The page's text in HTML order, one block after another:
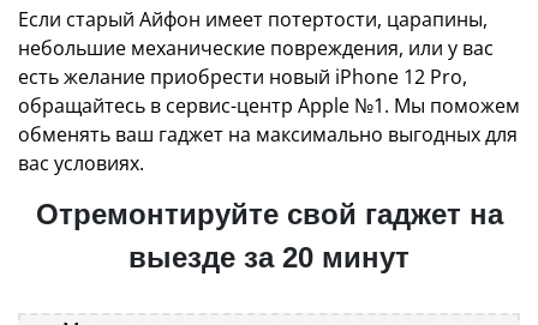
Если старый Айфон имеет потертости, царапины,
небольшие механические повреждения, или у вас
есть желание приобрести новый iPhone 12 Pro,
обращайтесь в сервис-центр Apple №1. Мы поможем
обменять ваш гаджет на максимально выгодных для
вас условиях.
Отремонтируйте свой гаджет на
выезде за 20 минут